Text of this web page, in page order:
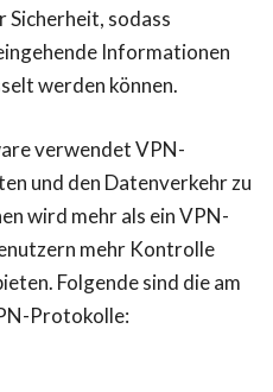
Sicherheit, sodass
Informationen
werden können.
verwendet VPN-
und den Datenverkehr zu
wird mehr als ein VPN-
mehr Kontrolle
Folgende sind die am
Protokolle: